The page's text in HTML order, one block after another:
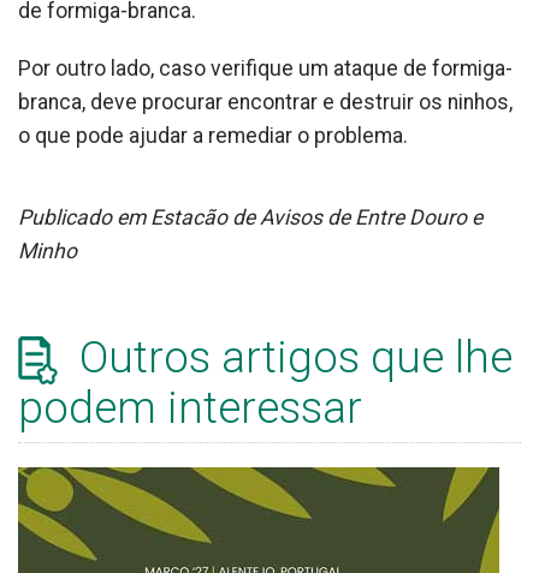
de formiga-branca.
Por outro lado, caso verifique um ataque de formiga-
branca, deve procurar encontrar e destruir os ninhos,
o que pode ajudar a remediar o problema.
Publicado em Estacão de Avisos de Entre Douro e
Minho
Outros artigos que lhe
podem interessar